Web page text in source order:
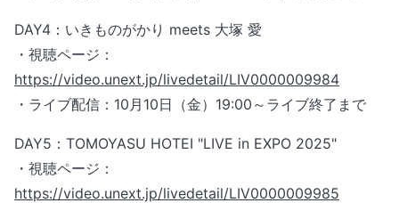
DAY4：いきものがかり meets 大塚 愛
・視聴ページ：
https://video.unext.jp/livedetail/LIV0000009984
・ライブ配信：10月10日（金）19:00～ライブ終了まで
DAY5：TOMOYASU HOTEI "LIVE in EXPO 2025"
・視聴ページ：
https://video.unext.jp/livedetail/LIV0000009985